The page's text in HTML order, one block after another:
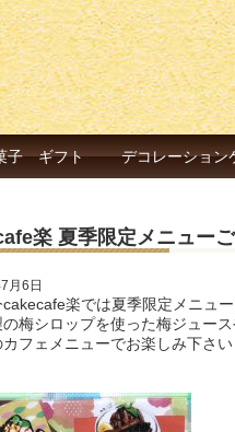
子 ギフト デコレーション
楽 夏季限定メニュー
月6日
cakecafe楽では夏季限定メニュ
の梅シロップを使った梅ジュー
フェメニューでお楽しみ下さい